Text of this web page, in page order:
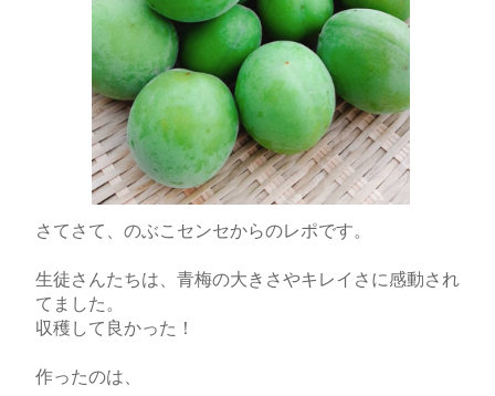
さてさて、のぶこセンセからのレポです。
生徒さんたちは、青梅の大きさやキレイさに感動され
てました。
収穫して良かった！
作ったのは、